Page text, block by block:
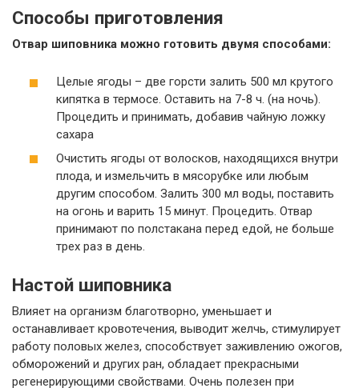
Способы приготовления
Отвар шиповника можно готовить двумя способами:
Целые ягоды – две горсти залить 500 мл крутого
кипятка в термосе. Оставить на 7-8 ч. (на ночь).
Процедить и принимать, добавив чайную ложку
сахара
Очистить ягоды от волосков, находящихся внутри
плода, и измельчить в мясорубке или любым
другим способом. Залить 300 мл воды, поставить
на огонь и варить 15 минут. Процедить. Отвар
принимают по полстакана перед едой, не больше
трех раз в день.
Настой шиповника
Влияет на организм благотворно, уменьшает и
останавливает кровотечения, выводит желчь, стимулирует
работу половых желез, способствует заживлению ожогов,
обморожений и других ран, обладает прекрасными
регенерирующими свойствами. Очень полезен при